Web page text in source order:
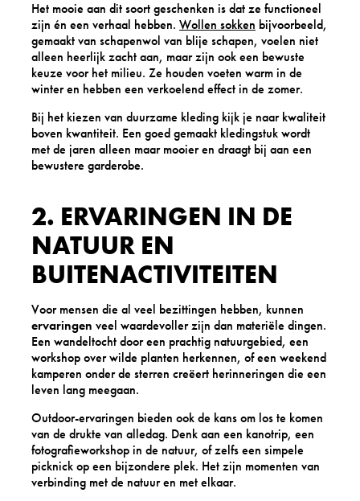
Het mooie aan dit soort geschenken is dat ze functioneel
zijn én een verhaal hebben. Wollen sokken bijvoorbeeld,
gemaakt van schapenwol van blije schapen, voelen niet
alleen heerlijk zacht aan, maar zijn ook een bewuste
keuze voor het milieu. Ze houden voeten warm in de
winter en hebben een verkoelend effect in de zomer.
Bij het kiezen van duurzame kleding kijk je naar kwaliteit
boven kwantiteit. Een goed gemaakt kledingstuk wordt
met de jaren alleen maar mooier en draagt bij aan een
bewustere garderobe.
2. ERVARINGEN IN DE
NATUUR EN
BUITENACTIVITEITEN
Voor mensen die al veel bezittingen hebben, kunnen
ervaringen veel waardevoller zijn dan materiële dingen.
Een wandeltocht door een prachtig natuurgebied, een
workshop over wilde planten herkennen, of een weekend
kamperen onder de sterren creëert herinneringen die een
leven lang meegaan.
Outdoor-ervaringen bieden ook de kans om los te komen
van de drukte van alledag. Denk aan een kanotrip, een
fotografieworkshop in de natuur, of zelfs een simpele
picknick op een bijzondere plek. Het zijn momenten van
verbinding met de natuur en met elkaar.